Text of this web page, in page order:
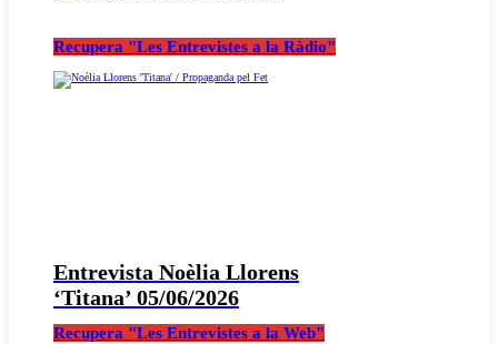
Recupera "Les Entrevistes a la Ràdio"
Entrevista Noèlia Llorens
‘Titana’ 05/06/2026
Recupera "Les Entrevistes a la Web"